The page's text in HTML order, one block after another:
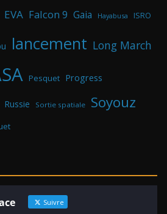
EVA Falcon 9 Gaia Hayabusa ISRO
lancement Long March
Pesquet Progress
Russie Sortie spatiale Soyouz
Suivre